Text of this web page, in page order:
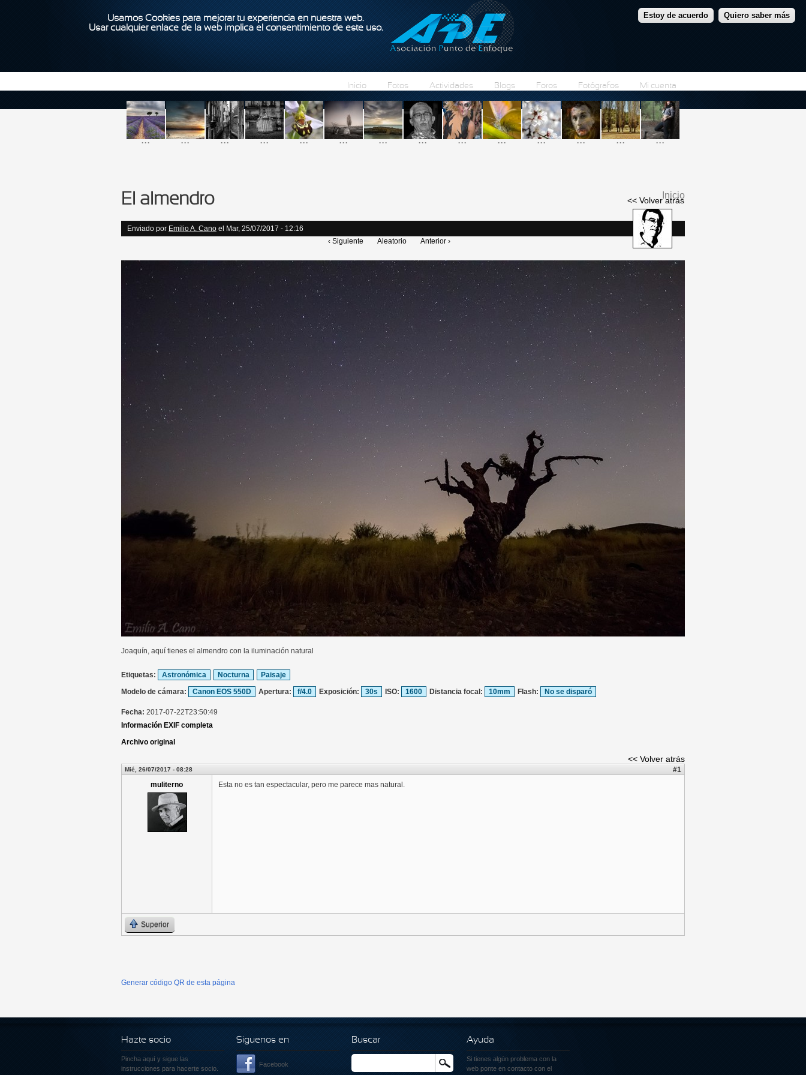
Usamos Cookies para mejorar tu experiencia en nuestra web.
Usar cualquier enlace de la web implica el consentimiento de este uso.
Estoy de acuerdo Quiero saber más
Pasar al contenido principal
Inicio Fotos Actividades Blogs Foros Fotógrafos Mi cuenta
... ... ... ... ... ... ... ... ... ... ... ... ... ...
Se encuentra usted
aquí
Inicio
El almendro << Volver atrás
Enviado por Emilio A. Cano el Mar, 25/07/2017 - 12:16
‹ Siguiente
Aleatorio Anterior ›
Joaquín, aquí tienes el almendro con la iluminación natural
Etiquetas: Astronómica Nocturna
Paisaje
Modelo de cámara:
Canon EOS 550D Apertura: f/4.0 Exposición: 30s ISO: 1600 Distancia focal: 10mm Flash: No se disparó
Fecha: 2017-07-22T23:50:49
Información EXIF completa
Archivo original
<< Volver atrás
Mié, 26/07/2017 - 08:28
#1
muliterno
Esta no es tan espectacular, pero me parece mas natural.
Superior
Generar código QR de esta página
Hazte socio
Pincha aquí y sigue las
instrucciones para hacerte socio.
Siguenos en
Facebook
Buscar
Buscar
Ayuda
Si tienes algún problema con la
web ponte en contacto con el